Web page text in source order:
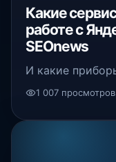
Какие
работе с
SEOnews
И какие
1 007 просмотров